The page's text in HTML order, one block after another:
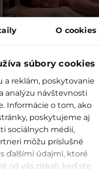
O cookies
súbory cookies
a reklám, poskytovanie
analýzu návštevnosti
Informácie o tom, ako
poskytujeme aj
sociálnych médií,
môžu príslušné
ďalšími údajmi, ktoré
od vás získali, keď ste
TMR
Tatralandia (SK)